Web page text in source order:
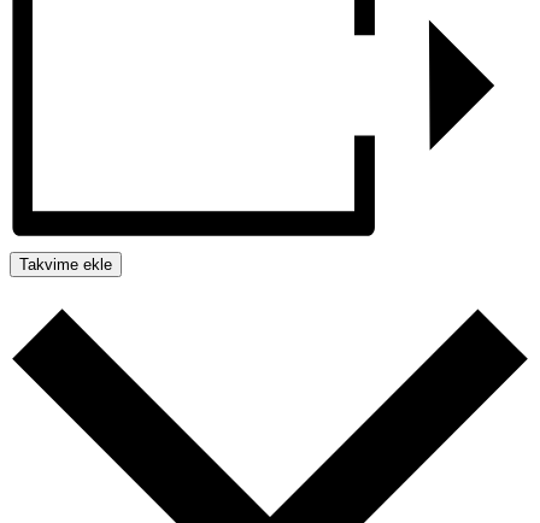
Takvime ekle